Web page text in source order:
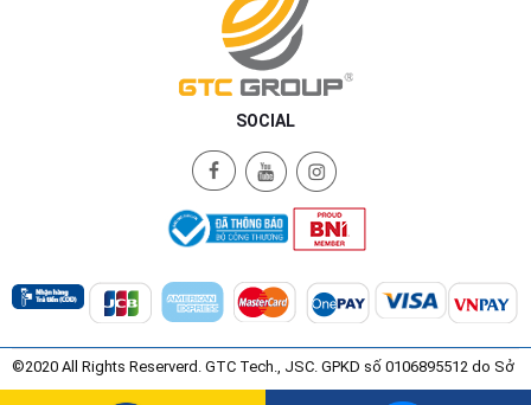
SOCIAL
©2020 All Rights Reserverd. GTC Tech., JSC. GPKD số 0106895512 do Sở